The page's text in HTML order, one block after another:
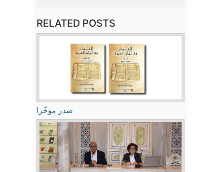
RELATED POSTS
صدر مؤخّرا